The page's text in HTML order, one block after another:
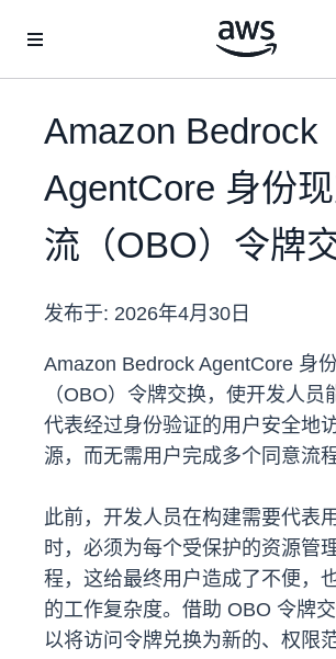
Amazon Bedrock
AgentCore 身份
流（OBO）令牌
发布于: 2026年4月30日
Amazon Bedrock AgentCore 身
（OBO）令牌交换，使开发人员
代表经过身份验证的用户安全地
源，而无需用户完成多个同意流程
此前，开发人员在构建需要代表
时，必须为每个受保护的资源管
程，这给最终用户造成了不便，
的工作复杂度。借助 OBO 令牌
以将访问令牌兑换为新的、权限